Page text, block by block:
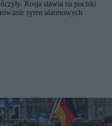
Rosja stawia na pociski
syren alarmowych